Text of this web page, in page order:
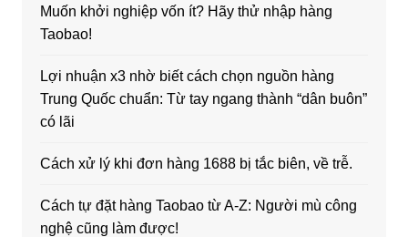
Muốn khởi nghiệp vốn ít? Hãy thử nhập hàng
Taobao!
Lợi nhuận x3 nhờ biết cách chọn nguồn hàng
Trung Quốc chuẩn: Từ tay ngang thành “dân buôn”
có lãi
Cách xử lý khi đơn hàng 1688 bị tắc biên, về trễ.
Cách tự đặt hàng Taobao từ A-Z: Người mù công
nghệ cũng làm được!